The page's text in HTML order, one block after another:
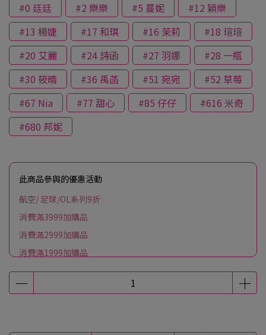
#0 廷廷
#2 樂樂 #5 蔓妮
#12 穎樂
#13 楊婕
#17 和琪 #16 茉莉
#18 瑄瑄
#20 艾麗
#24 詩函 #27 羽娜
#28 一瓶
#30 筱晴
#36 禹菡 #51 宛宛
#52 草莓
#67 Nia
#77 甜心 #85 仔仔
#616 米奇
#680 邦妮
此商品參與的優惠活動
航空/ 足球/OL系列9折
消費滿3999加購品
消費滿2999加購品
消費滿1999加購品